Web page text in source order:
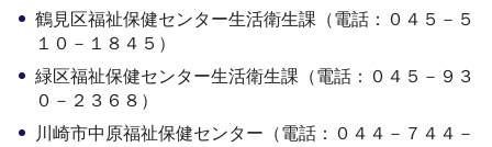
鶴見区福祉保健センター生活衛生課（電話：０４５－５
１０－１８４５）
緑区福祉保健センター生活衛生課（電話：０４５－９３
０－２３６８）
川崎市中原福祉保健センター（電話：０４４－７４４－